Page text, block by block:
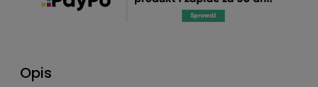
Opis